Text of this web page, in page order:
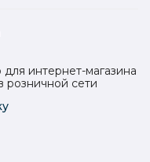
интернет-магазина
розничной сети